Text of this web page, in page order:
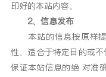
印好的本站内容。
2、信息发布
本站的信息按原样提
性、适合于特定目的或
保证本站信息的绝 对准